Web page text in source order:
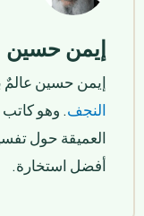
إيمن حسين
إيمن حسين عالمٌ
النجف. وهو كاتب
العميقة حول
أفضل استخارة.